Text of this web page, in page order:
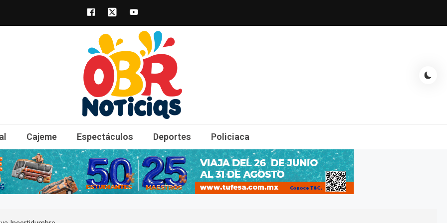
obrnoticias.com
obr noticias noticias, entretenimiento y espectáculos, entrevistas con famosos, showbizz, podcast, chismes y
Cajeme Espectáculos Deportes Policiaca